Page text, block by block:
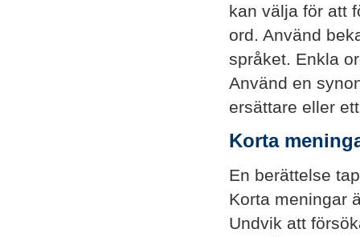
kan välja för att
ord. Använd
språket. Enkla
Använd en
ersättare eller
Korta
En berättelse
Korta meningar
Undvik att